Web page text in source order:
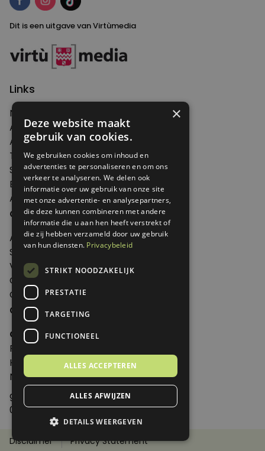
Dit is een uitgave van Virtùmedia
Links
Nieuws
Artikelen
Agenda
Thema's
Shop
Edities
Abonneren
Over Genoeg
Adverteren
Samenwerken
Verkooppunten
Over Genoeg
Contact
Contactgegevens
Genoeg
Postbus 595 - 3700 AN Zeist
Huis ter Heideweg 13 - 3705MA Zeist
Nederland
genoeg@spabonneeservice.nl
088-1102091
Disclaimer Privacy Statement
×
Deze website maakt
gebruik van cookies.
We gebruiken cookies om inhoud en
advertenties te personaliseren en om ons
verkeer te analyseren. We delen ook
informatie over uw gebruik van onze site
met onze advertentie- en analysepartners,
die deze kunnen combineren met andere
informatie die u aan hen heeft verstrekt of
die zij hebben verzameld door uw gebruik
van hun diensten. Privacybeleid
STRIKT NOODZAKELIJK
PRESTATIE
TARGETING
FUNCTIONEEL
ALLES ACCEPTEREN
ALLES AFWIJZEN
DETAILS WEERGEVEN